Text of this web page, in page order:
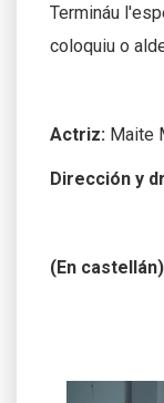
Termináu
coloquiu o
Actriz: Maite
Dirección y
(En castellán)